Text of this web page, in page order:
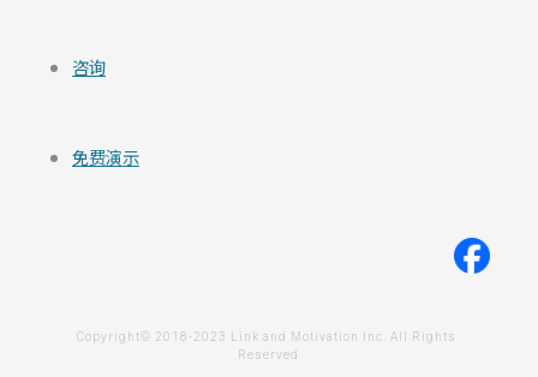
咨询
免费演示
Copyright© 2018-2023 Link and Motivation Inc. All Rights
Reserved